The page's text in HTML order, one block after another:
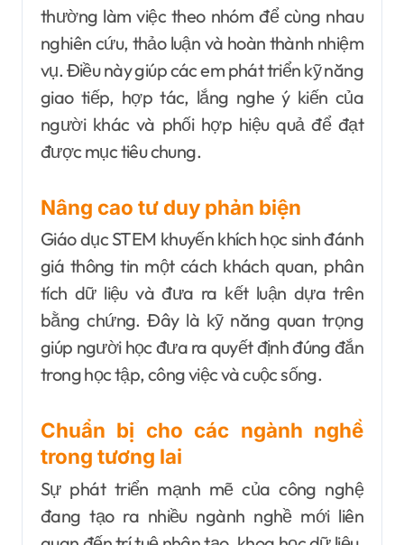
thường làm việc theo nhóm để cùng nhau
nghiên cứu, thảo luận và hoàn thành nhiệm
vụ. Điều này giúp các em phát triển kỹ năng
giao tiếp, hợp tác, lắng nghe ý kiến của
người khác và phối hợp hiệu quả để đạt
được mục tiêu chung.
Nâng cao tư duy phản biện
Giáo dục STEM khuyến khích học sinh đánh
giá thông tin một cách khách quan, phân
tích dữ liệu và đưa ra kết luận dựa trên
bằng chứng. Đây là kỹ năng quan trọng
giúp người học đưa ra quyết định đúng đắn
trong học tập, công việc và cuộc sống.
Chuẩn bị cho các ngành nghề
trong tương lai
Sự phát triển mạnh mẽ của công nghệ
đang tạo ra nhiều ngành nghề mới liên